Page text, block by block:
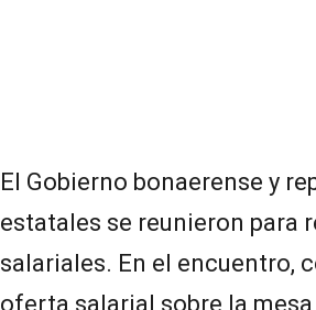
El Gobierno bonaerense y
estatales se reunieron para
salariales. En el encuentro,
oferta salarial sobre la